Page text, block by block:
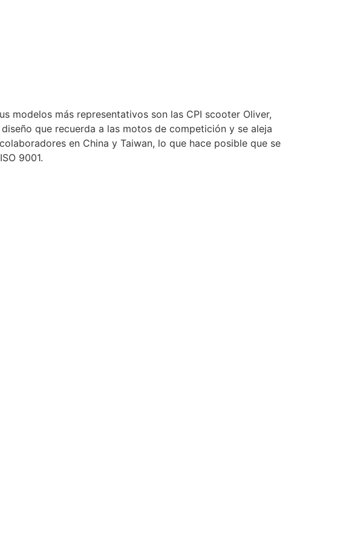
modelos más representativos son las CPI scooter Oliver,
que recuerda a las motos de competición y se aleja
en China y Taiwan, lo que hace posible que se
9001.